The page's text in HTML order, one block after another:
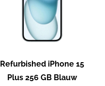
Refurbished iPhone 15
Plus 256 GB Blauw